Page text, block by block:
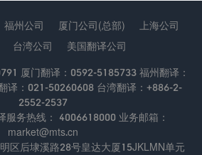
福州公司 厦门公司(总部)
上海公司
台湾公司 美国翻译公司
厦门翻译：0592-5185733 福州翻译：
译：021-50260608 台湾翻译：+886-2-
2552-2537
服务热线： 4006618000 业务邮箱：
market@mts.cn
区后埭溪路28号皇达大厦15JKLMN单元